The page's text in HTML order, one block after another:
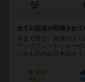
全ての拡張が同梱され
今まで出た、真珠の入
アップグレードトレー
いるもののみ日本語タイ...
157
興味あり 経